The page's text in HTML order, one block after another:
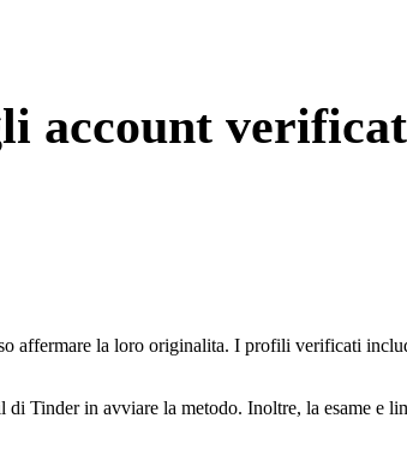
account
affermare la loro originalita. I profili verificati
Tinder in avviare la metodo. Inoltre, la esame e